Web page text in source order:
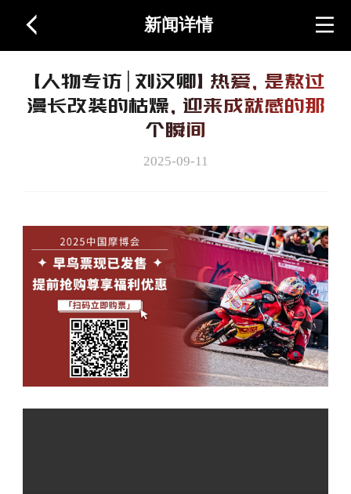
新闻详情
首页
关于展会
周边产品
联系我们
中文 English Español
【人物专访│刘汉卿】热爱，是熬过
漫长改装的枯燥，迎来成就感的那
个瞬间
2025-09-11